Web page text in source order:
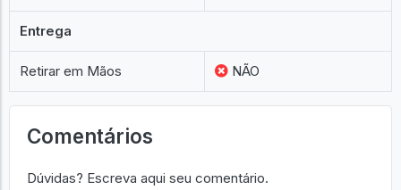
Entrega
Retirar em Mãos NÃO
Comentários
Dúvidas? Escreva aqui seu comentário.